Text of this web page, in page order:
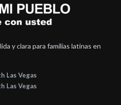
y clara para familias latinas en
Las Vegas
Las Vegas